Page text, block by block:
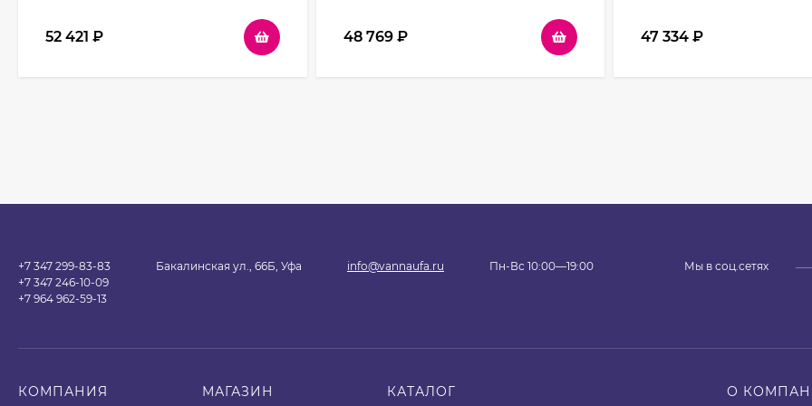
52 421 ₽ 48 769 ₽ 47 334 ₽
+7 347 299-83-83
+7 347 246-10-09
+7 964 962-59-13
Бакалинская ул., 66Б, Уфа info@vannaufa.ru Пн-Вс 10:00—19:00 Мы в соц.сетях
КОМПАНИЯ МАГАЗИН КАТАЛОГ О